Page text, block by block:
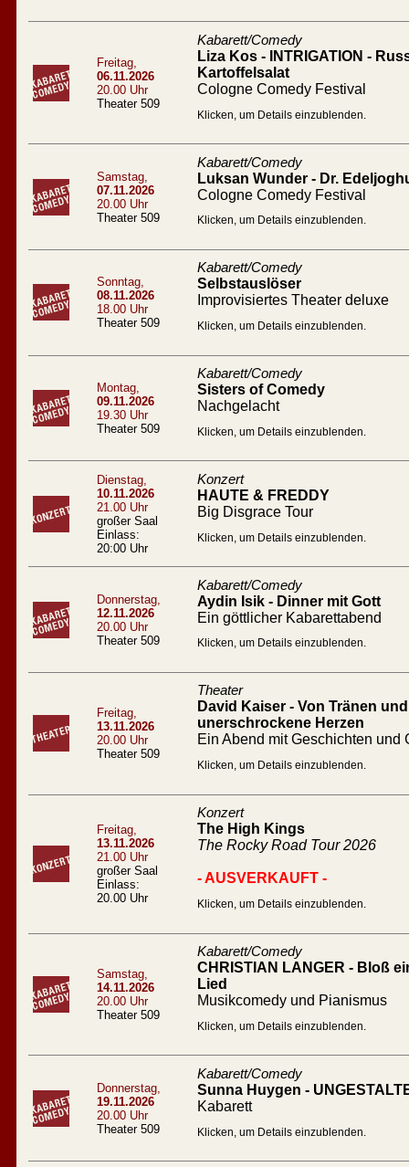
Freitag,
06.11.2026
20.00 Uhr
Theater 509
Kabarett/Comedy
Liza Kos - INTRIGATION -
Kartoffelsalat
Cologne Comedy Festival
Klicken, um Details einzublenden.
Samstag,
07.11.2026
20.00 Uhr
Theater 509
Kabarett/Comedy
Luksan Wunder - Dr.
Cologne Comedy Festival
Klicken, um Details einzublenden.
Sonntag,
08.11.2026
18.00 Uhr
Theater 509
Kabarett/Comedy
Selbstauslöser
Improvisiertes Theater deluxe
Klicken, um Details einzublenden.
Montag,
09.11.2026
19.30 Uhr
Theater 509
Kabarett/Comedy
Sisters of Comedy
Nachgelacht
Klicken, um Details einzublenden.
Dienstag,
10.11.2026
21.00 Uhr
großer Saal
Einlass:
20:00 Uhr
Konzert
HAUTE & FREDDY
Big Disgrace Tour
Klicken, um Details einzublenden.
Donnerstag,
12.11.2026
20.00 Uhr
Theater 509
Kabarett/Comedy
Aydin Isik - Dinner mit Gott
Ein göttlicher Kabarettabend
Klicken, um Details einzublenden.
Freitag,
13.11.2026
20.00 Uhr
Theater 509
Theater
David Kaiser - Von Tränen
unerschrockene Herzen
Ein Abend mit Geschichten und
Klicken, um Details einzublenden.
Freitag,
13.11.2026
21.00 Uhr
großer Saal
Einlass:
20.00 Uhr
Konzert
The High Kings
The Rocky Road Tour 2026
- AUSVERKAUFT -
Klicken, um Details einzublenden.
Samstag,
14.11.2026
20.00 Uhr
Theater 509
Kabarett/Comedy
CHRISTIAN LANGER - Bloß
Lied
Musikcomedy und Pianismus
Klicken, um Details einzublenden.
Donnerstag,
19.11.2026
20.00 Uhr
Theater 509
Kabarett/Comedy
Sunna Huygen -
Kabarett
Klicken, um Details einzublenden.